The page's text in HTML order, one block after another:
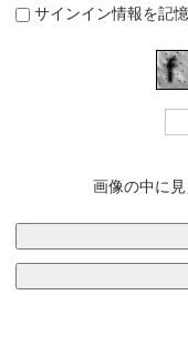
サインイン情報を記憶
画像の中に